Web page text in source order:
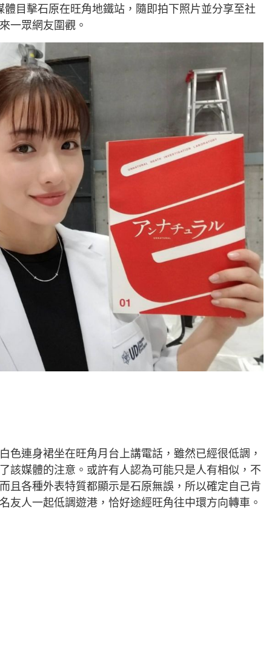
目擊石原在旺角地鐵站，隨即拍下照片並分享至社
一眾網友圍觀。
色連身裙坐在旺角月台上講電話，雖然已經很低調，
該媒體的注意。或許有人認為可能只是人有相似，不
且各種外表特質都顯示是石原無誤，所以確定自己肯
友人一起低調遊港，恰好途經旺角往中環方向轉車。